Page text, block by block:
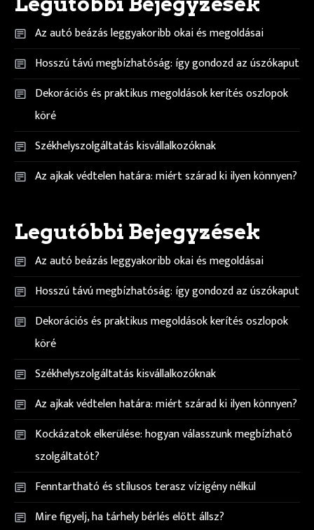
Az autó beázás leggyakoribb okai és megoldásai
Hosszú távú megbízhatóság: így gondozd az úszókaput
Dekorációs és praktikus megoldások kerítés oszlopok
köré
Székhelyszolgáltatás kisvállalkozóknak
Az ajkak védtelen határa: miért szárad ki ilyen könnyen?
Legutóbbi Bejegyzések
Az autó beázás leggyakoribb okai és megoldásai
Hosszú távú megbízhatóság: így gondozd az úszókaput
Dekorációs és praktikus megoldások kerítés oszlopok
köré
Székhelyszolgáltatás kisvállalkozóknak
Az ajkak védtelen határa: miért szárad ki ilyen könnyen?
Kockázatok elkerülése: hogyan válasszunk megbízható
szolgáltatót?
Fenntartható és stílusos terasz vízigény nélkül
Mire figyelj, ha tárhely bérlés előtt állsz?